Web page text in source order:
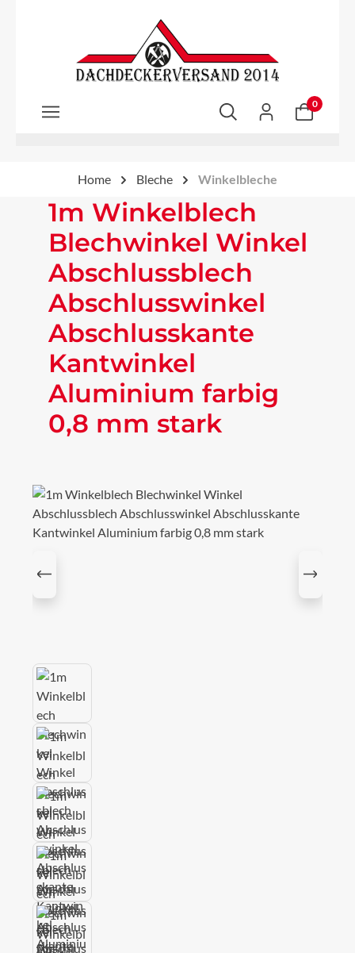
Zum Hauptinhalt springen
0
Home Bleche Winkelbleche
1m Winkelblech
Blechwinkel Winkel
Abschlussblech
Abschlusswinkel
Abschlusskante
Kantwinkel
Aluminium farbig
0,8 mm stark
Bildergalerie überspringen